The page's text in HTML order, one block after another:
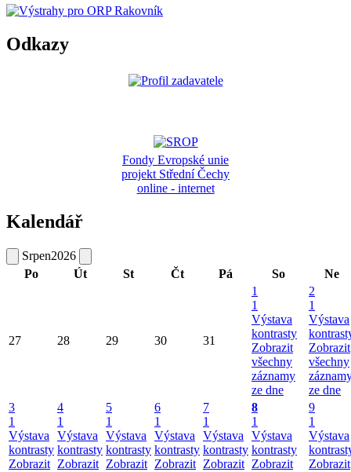
Odkazy
Fondy Evropské unie
projekt Střední Čechy
online - internet
Kalendář
Srpen2026
Po
Út St Čt Pá So Ne
27 28 29 30 31
1
1
Výstava
kontrasty
Zobrazit
všechny
záznamy
ze dne
2
1
Výstava
Zobrazit
všechny
ze dne
3
1
Výstava
kontrasty
Zobrazit
4
1
Výstava
kontrasty
Zobrazit
5
1
Výstava
kontrasty
Zobrazit
6
1
Výstava
kontrasty
Zobrazit
7
1
Výstava
kontrasty
Zobrazit
8
1
Výstava
kontrasty
Zobrazit
9
1
Výstava
Zobrazit